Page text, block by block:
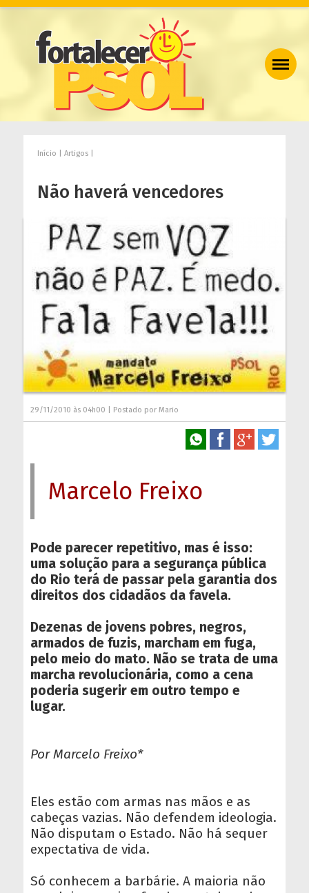
Início | Artigos |
Não haverá vencedores
29/11/2010 às 04h00 | Postado por Mario
Marcelo Freixo
Pode parecer repetitivo, mas é isso:
uma solução para a segurança pública
do Rio terá de passar pela garantia dos
direitos dos cidadãos da favela.
Dezenas de jovens pobres, negros,
armados de fuzis, marcham em fuga,
pelo meio do mato. Não se trata de uma
marcha revolucionária, como a cena
poderia sugerir em outro tempo e
lugar.
Por Marcelo Freixo*
Eles estão com armas nas mãos e as
cabeças vazias. Não defendem ideologia.
Não disputam o Estado. Não há sequer
expectativa de vida.
Só conhecem a barbárie. A maioria não